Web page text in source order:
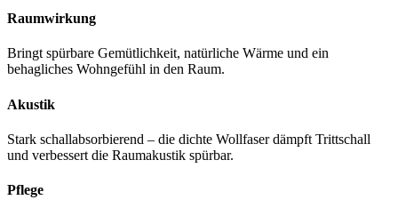
Raumwirkung
Bringt spürbare Gemütlichkeit, natürliche Wärme und ein
behagliches Wohngefühl in den Raum.
Akustik
Stark schallabsorbierend – die dichte Wollfaser dämpft Trittschall
und verbessert die Raumakustik spürbar.
Pflege